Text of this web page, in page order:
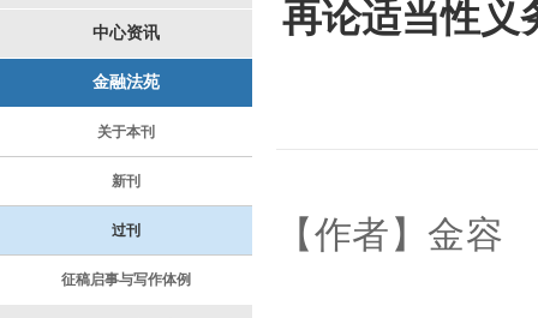
中心资讯
金融法苑
关于本刊
新刊
过刊
征稿启事与写作体例
再论适当性
【作者】金容